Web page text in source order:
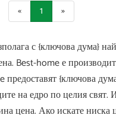
« 1 »
с {ключова дума}
Best-home е
предоставят {ключова
на едро по целия
цена. Ако искате ниска